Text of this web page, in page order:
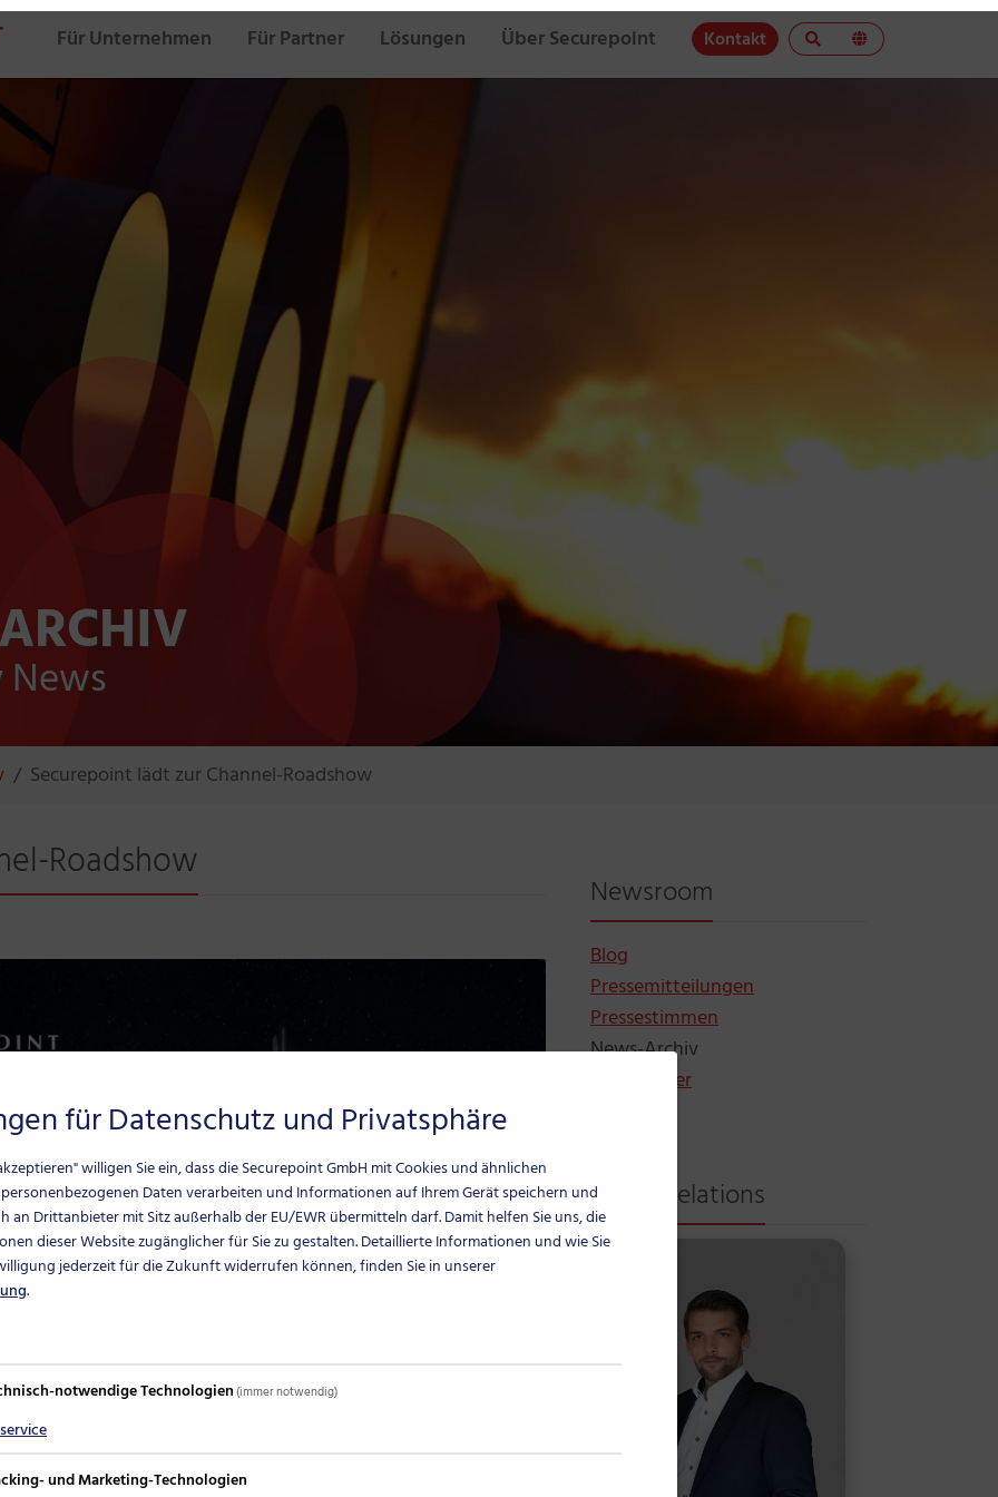
Für Unternehmen Für Partner Lösungen Über Securepoint Kontakt
Securepoint lädt zur Channel-Roadshow
Roadshow
Artikel per E-Mail versenden
Artikel als URL/Link kopieren
– Lift Off“ vom 04. bis zum 14. Juli 2023 auf Tour. An
Österreich und der Schweiz erfahren
Entwicklungen bei IT-Sicherheitslösungen, wie z. B.
Restplätze der kostenlosen Veranstaltungen sichern.
Newsroom
Blog
Pressemitteilungen
Pressestimmen
News-Archiv
Pressebilder
Public Relations
für Datenschutz und Privatsphäre
willigen Sie ein, dass die Securepoint GmbH mit Cookies und ähnlichen
Daten verarbeiten und Informationen auf Ihrem Gerät speichern und
an Drittanbieter mit Sitz außerhalb der EU/EWR übermitteln darf.Damit helfen Sie uns, die
dieser Website zugänglicher für Sie zu gestalten. Detaillierte Informationen und wie Sie
jederzeit für die Zukunft widerrufen können, finden Sie in unserer
.
notwendige Technologien(immer notwendig)
service
und Marketing-Technologien